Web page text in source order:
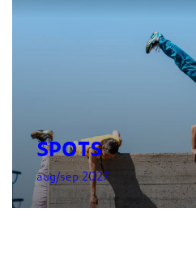
SPOTS
aug/sep 2027